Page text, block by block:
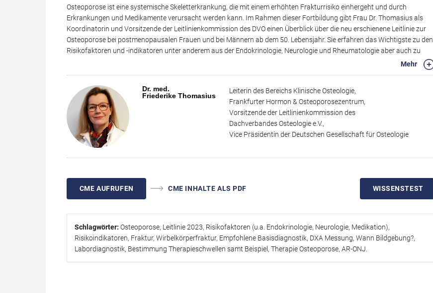
Osteoporose ist eine systemische Skeletterkrankung, die mit einem erhöhten Frakturrisiko einhergeht und durch
Erkrankungen und Medikamente verursacht werden kann. Im Rahmen dieser Fortbildung gibt Frau Dr. Thomasius als
Koordinatorin und Vorsitzende der Leitlinienkommission des DVO einen Überblick über die neu erschienene Leitlinie zur
Osteoporose bei postmenopausalen Frauen und bei Männern ab dem 50. Lebensjahr. Sie erfahren das Wichtigste zu den
Risikofaktoren und -indikatoren unter anderem aus der Endokrinologie, Neurologie und Rheumatologie aber auch zu
Basisdiagnostik bei Verdacht auf Vorliegen einer behandlungsbedürftigen Osteoporose inklusive DXA Messung, Labor
erläutert ausführlich die Bestimmung von diesen auch anhand eines Patientenbeispiels. Die Therapieoptionen samt
Empfehlungen zur Beendigung von diesen sowie zu Antiresorptiva-assoziierten Kiefernekrosen (AR-ONJ) runden diese
Fortbildung ab.
Mehr
Dr. med.
Friederike Thomasius
Leiterin des Bereichs Klinische Osteologie,
Frankfurter Hormon & Osteoporosezentrum,
Vorsitzende der Leitlinienkommission des
Dachverbandes Osteologie e.V.,
Vice Präsidentin der Deutschen Gesellschaft für Osteologie
CME AUFRUFEN CME INHALTE ALS PDF WISSENSTEST
Schlagwörter: Osteoporose, Leitlinie 2023, Risikofaktoren (u.a. Endokrinologie, Neurologie, Medikation),
Risikoindikatoren, Fraktur, Wirbelkörperfraktur, Empfohlene Basisdiagnostik, DXA Messung, Wann Bildgebung?,
Labordiagnostik, Bestimmung Therapieschwellen samt Beispiel, Therapie Osteoporose, AR-ONJ.